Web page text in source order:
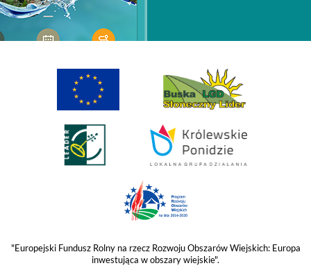
"Europejski Fundusz Rolny na rzecz Rozwoju Obszarów Wiejskich: Europa
inwestująca w obszary wiejskie".